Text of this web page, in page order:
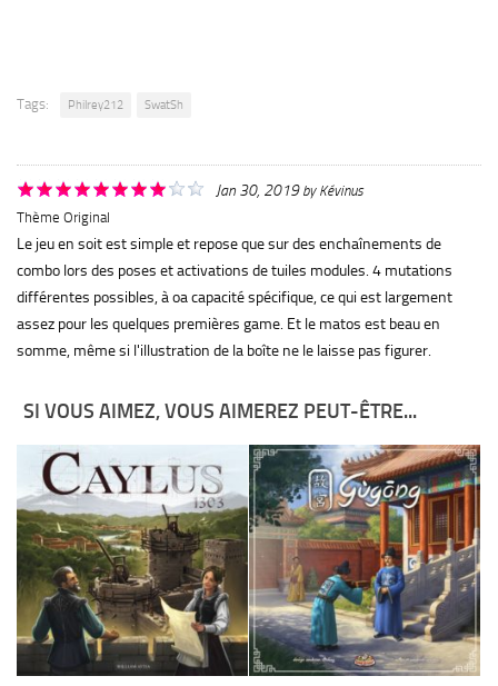
Tags: Philrey212 SwatSh
Jan 30, 2019by Kévinus
Thème Original
Le jeu en soit est simple et repose que sur des enchaînements de
combo lors des poses et activations de tuiles modules. 4 mutations
différentes possibles, à oa capacité spécifique, ce qui est largement
assez pour les quelques premières game. Et le matos est beau en
somme, même si l'illustration de la boîte ne le laisse pas figurer.
SI VOUS AIMEZ, VOUS AIMEREZ PEUT-ÊTRE...